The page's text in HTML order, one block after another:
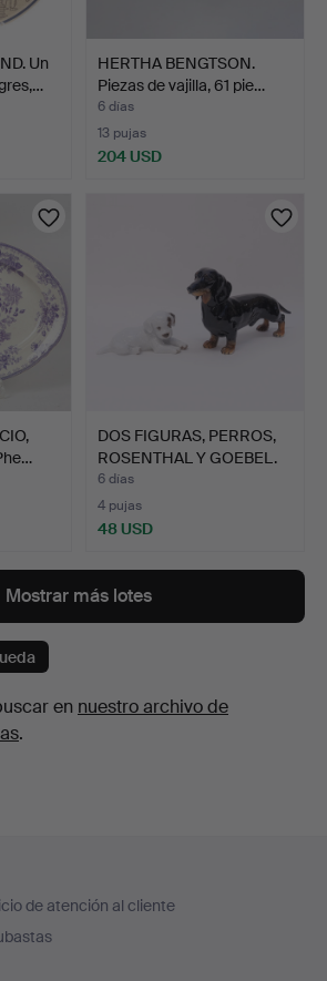
Un
HERTHA BENGTSON.
Piezas de vajilla, 61 pie…
6 días
13 pujas
204 USD
DOS FIGURAS, PERROS,
ROSENTHAL Y GOEBEL.
6 días
4 pujas
48 USD
Mostrar más lotes
en nuestro archivo de
.
de atención al cliente